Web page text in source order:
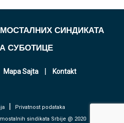
СИНДИКАТА
СУБОТИЦЕ
Mapa Sajta | Kontakt
|
Privatnost podataka
sindikata Srbije @ 2020